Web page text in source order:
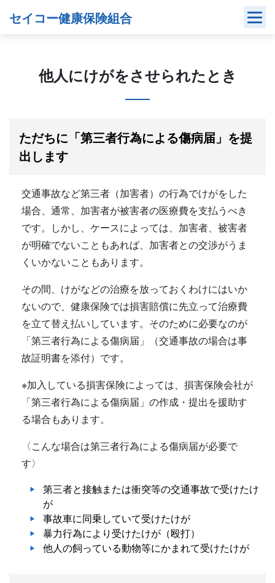
セイコー健康保険組合
他人にけがをさせられたとき
ただちに「第三者行為による傷病届」を提
出します
交通事故など第三者（加害者）の行為でけがをした
場合、通常、加害者が被害者の医療費を支払うべき
です。しかし、ケースによっては、加害者、被害者
が明確でないこともあれば、加害者との交渉がうま
くいかないこともあります。
その間、けがなどの治療を放っておくわけにはいか
ないので、健康保険では損害賠償に先立って治療費
を立て替え払いしています。そのために必要なのが
「第三者行為による傷病届」（交通事故の場合は事
故証明書を添付）です。
※加入している損害保険によっては、損害保険会社が
「第三者行為による傷病届」の作成・提出を援助す
る場合もあります。
〈こんな場合は第三者行為による傷病届が必要で
す〉
第三者と接触または衝突等の交通事故で受けたけ
が
事故車に同乗していて受けたけが
暴力行為により受けたけが（殴打）
他人の飼っている動物等にかまれて受けたけが